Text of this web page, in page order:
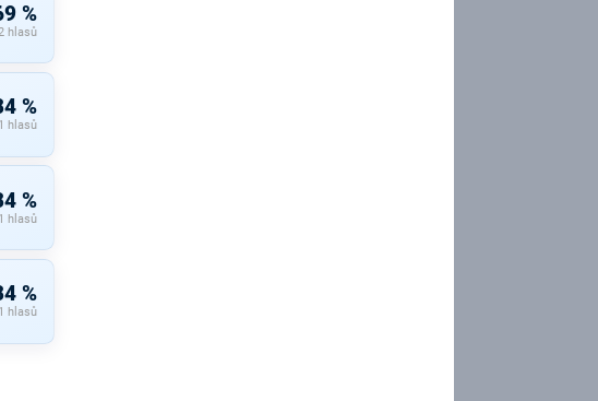
%
hlasů
%
1 hlasů
%
1 hlasů
%
1 hlasů